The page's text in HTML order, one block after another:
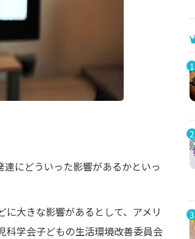
にどういった影響があるかといっ
大きな影響があるとして、アメリ
科学会子どもの生活環境改善委員会
1
2
3